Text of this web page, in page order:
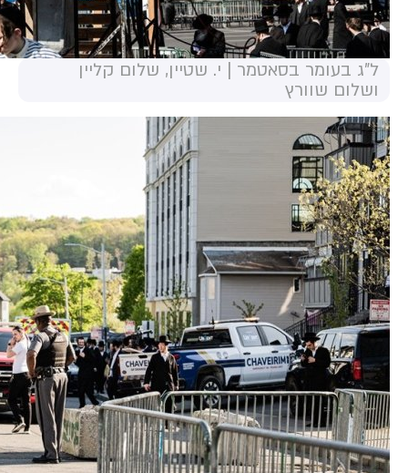
ל"ג בעומר בסאטמר | י. שטיין, שלום קליין
ושלום שוורץ